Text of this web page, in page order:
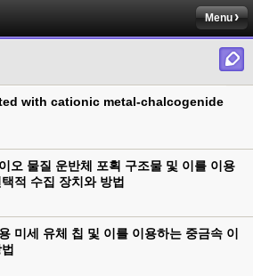
Menu
with cationic metal-chalcogenide
오 물질 운반체 포획 구조물 및 이를 이용
적 수집 장치와 방법
미세 유체 칩 및 이를 이용하는 중금속 이